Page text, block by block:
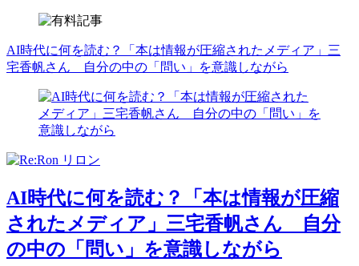
AI時代に何を読む？「本は情報が圧縮されたメディア」三
宅香帆さん 自分の中の「問い」を意識しながら
AI時代に何を読む？「本は情報が圧縮
されたメディア」三宅香帆さん 自分
の中の「問い」を意識しながら